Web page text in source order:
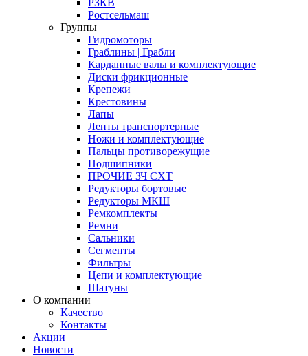
РЗКВ
Ростсельмаш
Группы
Гидромоторы
Граблины | Грабли
Карданные валы и комплектующие
Диски фрикционные
Крепежи
Крестовины
Лапы
Ленты транспортерные
Ножи и комплектующие
Пальцы противорежущие
Подшипники
ПРОЧИЕ ЗЧ СХТ
Редукторы бортовые
Редукторы МКШ
Ремкомплекты
Ремни
Сальники
Сегменты
Фильтры
Цепи и комплектующие
Шатуны
О компании
Качество
Контакты
Акции
Новости